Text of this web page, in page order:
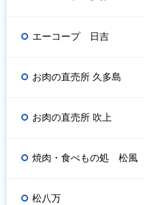
エーコープ 日吉
お肉の直売所 久多島
お肉の直売所 吹上
焼肉・食べもの処 松風
松八万